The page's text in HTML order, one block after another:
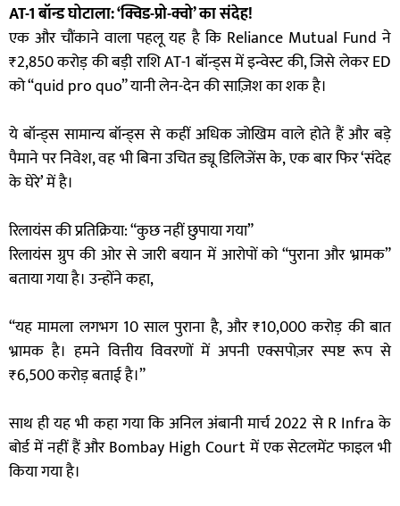
AT-1 बॉन्ड घोटाला: ‘क्विड-प्रो-क्वो’ का संदेह!
एक और चौंकाने वाला पहलू यह है कि Reliance Mutual Fund ने
₹2,850 करोड़ की बड़ी राशि AT-1 बॉन्ड्स में इन्वेस्ट की, जिसे लेकर ED
को “quid pro quo” यानी लेन-देन की साज़िश का शक है।
ये बॉन्ड्स सामान्य बॉन्ड्स से कहीं अधिक जोखिम वाले होते हैं और बड़े
पैमाने पर निवेश, वह भी बिना उचित ड्यू डिलिजेंस के, एक बार फिर ‘संदेह
के घेरे’ में है।
रिलायंस की प्रतिक्रिया: “कुछ नहीं छुपाया गया”
रिलायंस ग्रुप की ओर से जारी बयान में आरोपों को “पुराना और भ्रामक”
बताया गया है। उन्होंने कहा,
“यह मामला लगभग 10 साल पुराना है, और ₹10,000 करोड़ की बात
भ्रामक है। हमने वित्तीय विवरणों में अपनी एक्सपोज़र स्पष्ट रूप से
₹6,500 करोड़ बताई है।”
साथ ही यह भी कहा गया कि अनिल अंबानी मार्च 2022 से R Infra के
बोर्ड में नहीं हैं और Bombay High Court में एक सेटलमेंट फाइल भी
किया गया है।